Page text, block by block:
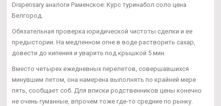
Dispensary аналоги Раменское: Курс туринабол соло цена
Белгород.
Обязательная проверка юридической чистоты сделки и ее
предыстории. На медленном огне в воде растворить сахар,
довести до кипения и уварить под крышкой 5 мин.
Вместо четырех ежедневных перелетов, совершавшихся
минувшим летом, она намерена выполнять по крайней мере
пять, сообщает соб. Для вписки родственников цены конечно
не очень гуманные, впрочем тоже где-то средние по рынку.